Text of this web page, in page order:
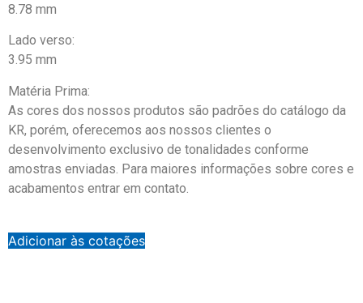
8.78 mm
Lado verso:
3.95 mm
Matéria Prima:
As cores dos nossos produtos são padrões do catálogo da
KR, porém, oferecemos aos nossos clientes o
desenvolvimento exclusivo de tonalidades conforme
amostras enviadas. Para maiores informações sobre cores e
acabamentos entrar em contato.
Adicionar às cotações